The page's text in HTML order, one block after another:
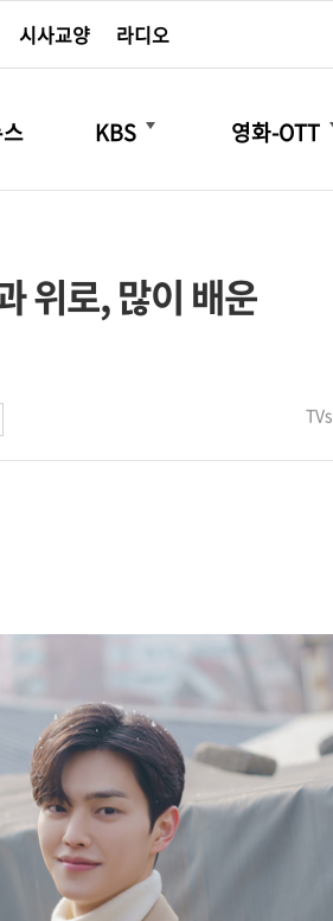
시사교양 라디오
KBS
더보기
영화-OTT
더보기
위로, 많이 배운
TVs